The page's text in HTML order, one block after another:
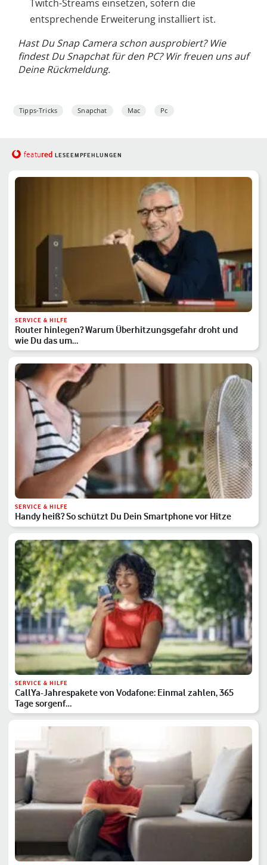
Twitch-Streams einsetzen, sofern die
entsprechende Erweiterung installiert ist.
Hast Du Snap Camera schon ausprobiert? Wie
findest Du Snapchat für den PC? Wir freuen uns auf
Deine Rückmeldung.
Tipps-Tricks Snapchat Mac Pc
featured LESEEMPFEHLUNGEN
SERVICE & HILFE
Router hinlegen? Warum Überhitzungsgefahr droht und
wie Du das um…
SERVICE & HILFE
Handy heiß? So schützt Du Dein Smartphone vor Hitze
SERVICE & HILFE
CallYa-Jahrespakete von Vodafone: Einmal zahlen, 365
Tage sorgenf…